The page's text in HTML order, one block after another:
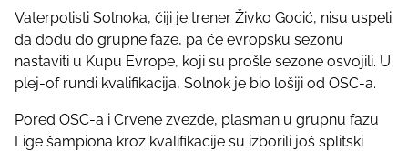
Vaterpolisti Solnoka, čiji je trener Živko Gocić, nisu uspeli
da dođu do grupne faze, pa će evropsku sezonu
nastaviti u Kupu Evrope, koji su prošle sezone osvojili. U
plej-of rundi kvalifikacija, Solnok je bio lošiji od OSC-a.
Pored OSC-a i Crvene zvezde, plasman u grupnu fazu
Lige šampiona kroz kvalifikacije su izborili još splitski